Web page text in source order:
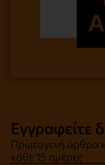
Εγγραφείτε
Πρωτογενή άρθρα
κάθε 15 ημέρες